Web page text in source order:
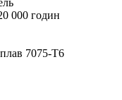
000 годин
7075-T6